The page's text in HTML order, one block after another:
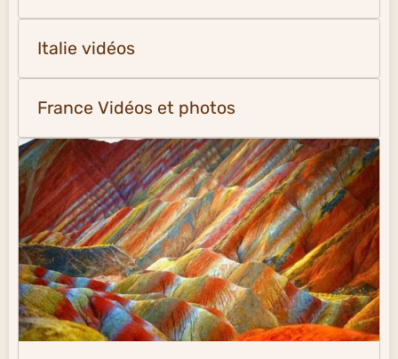
Italie vidéos
France Vidéos et photos